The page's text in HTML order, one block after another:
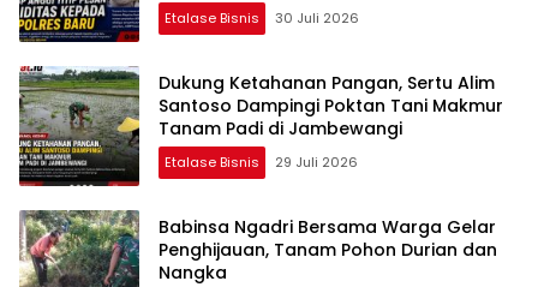
Etalase Bisnis 30 Juli 2026
Dukung Ketahanan Pangan, Sertu Alim
Santoso Dampingi Poktan Tani Makmur
Tanam Padi di Jambewangi
Etalase Bisnis 29 Juli 2026
Babinsa Ngadri Bersama Warga Gelar
Penghijauan, Tanam Pohon Durian dan
Nangka